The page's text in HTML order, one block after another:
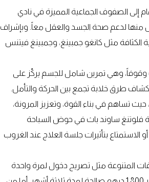
إلى الصفوف الجماعية المميزة في نادي
منها لدعم صحة الجسد والعقل معاً. وبإشراف
مثل كانغو جمبينغ، وجمبينغ فيتنس
وقوفاً، وهي تمرين شامل للجسم يركّز على
طرق خلابة تجمع بين الحركة والتأمل.
تساهم في بناء القوة، وتعزيز المرونة،
فلوتنغ ساوند باث في حوض السباحة
بتأثيرات جلسة العلاج عند الغروب
المتنوعة مثل تصريح دخول لمرة واحدة